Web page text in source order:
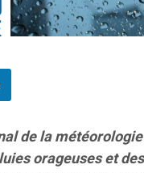
de la
orageuses et